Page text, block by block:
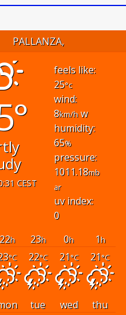
PALLANZA,
CEST
feels like:
25°c
wind:
8km/hw
humidity:
65%
pressure:
1011.18mb
ar
uv index:
0
22h 23h 0h 1h
°C 22°C 21°C 21°C
tue wed
thu